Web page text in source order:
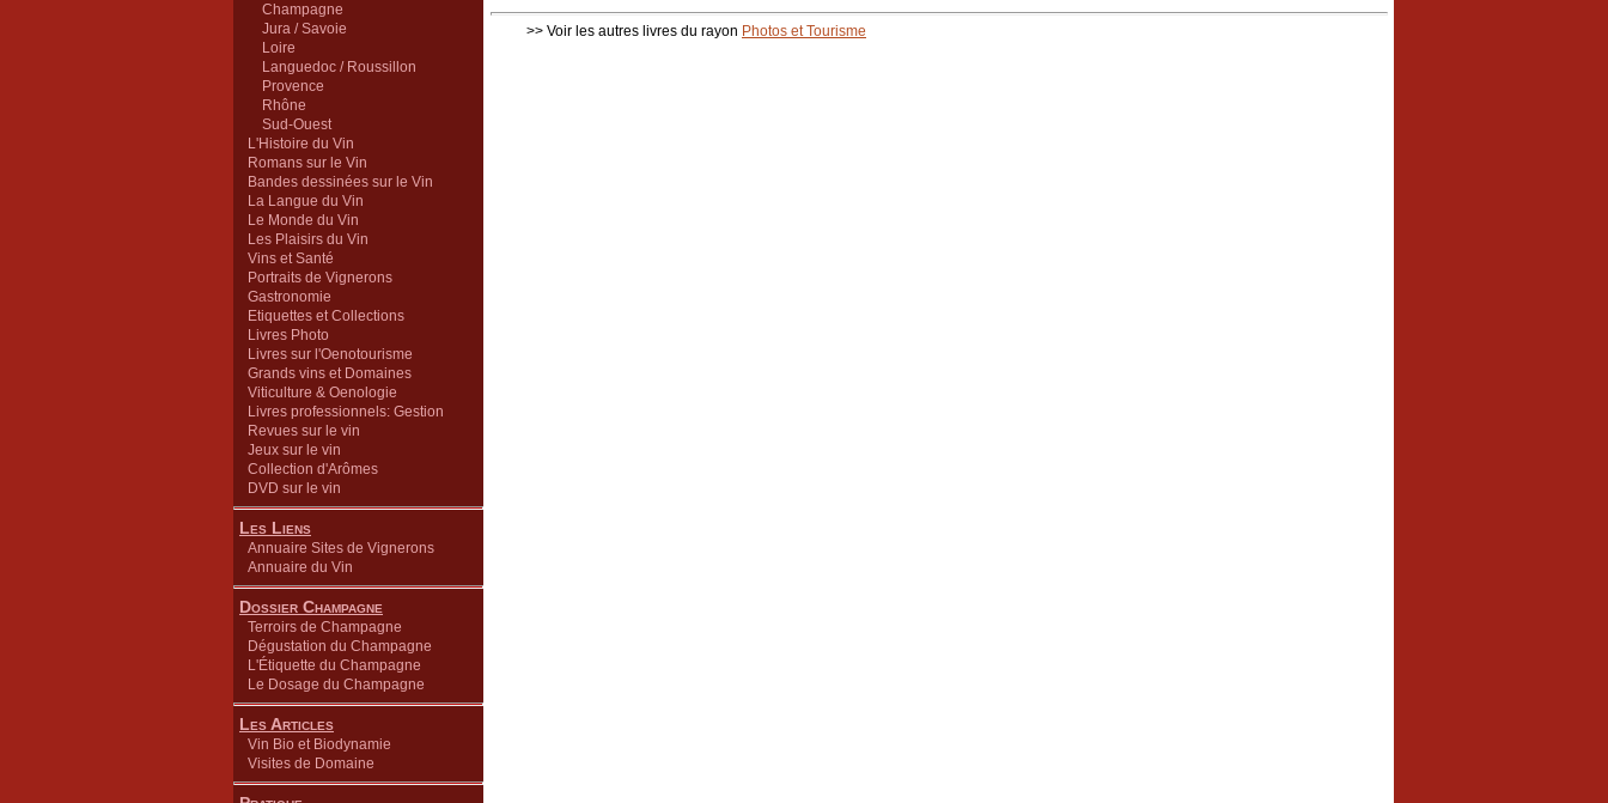
Champagne
Jura / Savoie
Loire
Languedoc / Roussillon
Provence
Rhône
Sud-Ouest
L'Histoire du Vin
Romans sur le Vin
Bandes dessinées sur le Vin
La Langue du Vin
Le Monde du Vin
Les Plaisirs du Vin
Vins et Santé
Portraits de Vignerons
Gastronomie
Etiquettes et Collections
Livres Photo
Livres sur l'Oenotourisme
Grands vins et Domaines
Viticulture & Oenologie
Livres professionnels: Gestion
Revues sur le vin
Jeux sur le vin
Collection d'Arômes
DVD sur le vin
Les Liens
Annuaire Sites de Vignerons
Annuaire du Vin
Dossier Champagne
Terroirs de Champagne
Dégustation du Champagne
L'Étiquette du Champagne
Le Dosage du Champagne
Les Articles
Vin Bio et Biodynamie
Visites de Domaine
>> Voir les autres livres du rayon Photos et Tourisme